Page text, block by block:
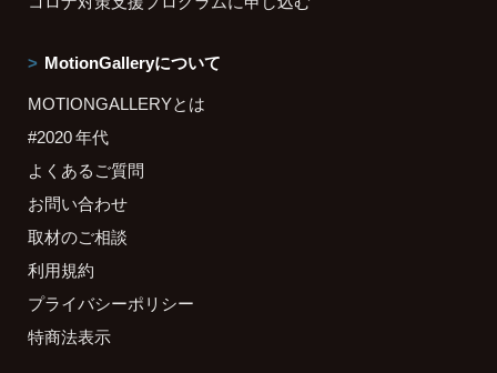
MotionGalleryについて
MOTIONGALLERYとは
#2020 年代
よくあるご質問
お問い合わせ
取材のご相談
利用規約
プライバシーポリシー
特商法表示